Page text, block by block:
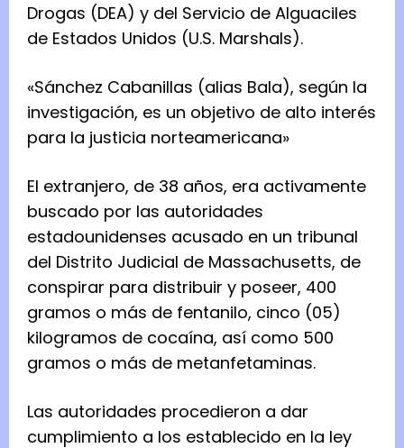
Drogas (DEA) y del Servicio de Alguaciles
de Estados Unidos (U.S. Marshals).
«Sánchez Cabanillas (alias Bala), según la
investigación, es un objetivo de alto interés
para la justicia norteamericana»
El extranjero, de 38 años, era activamente
buscado por las autoridades
estadounidenses acusado en un tribunal
del Distrito Judicial de Massachusetts, de
conspirar para distribuir y poseer, 400
gramos o más de fentanilo, cinco (05)
kilogramos de cocaína, así como 500
gramos o más de metanfetaminas.
Las autoridades procedieron a dar
cumplimiento a los establecido en la ley